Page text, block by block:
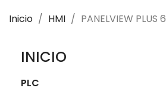
Inicio HMI PANELVIEW PLUS 6
INICIO
PLC